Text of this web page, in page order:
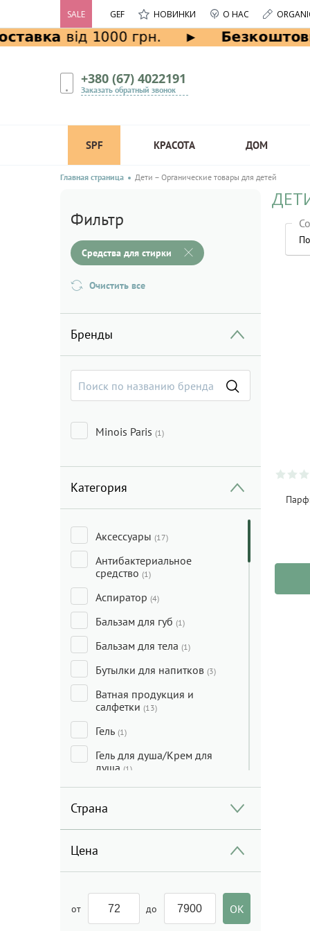
SALE GEF НОВИНКИ О НАС
+380 (67) 4022191
Заказать обратный звонок
SPF КРАСОТА ДОМ
Главная страница Дети – Органические товары для детей
Фильтр
Средства для стирки
Очистить все
Бренды
Minois Paris (1)
Категория
Аксессуары (17)
Антибактериальное
средство (1)
Аспиратор (4)
Бальзам для губ (1)
Бальзам для тела (1)
Бутылки для напитков (3)
Ватная продукция и
салфетки (13)
Гель (1)
Гель для душа/Крем для
душа (1)
Гранола/Мюсли/Кранчи
Дезодорант
Детский крем/Уход за
кожей ребенка(6)
Страна
Цена
от до